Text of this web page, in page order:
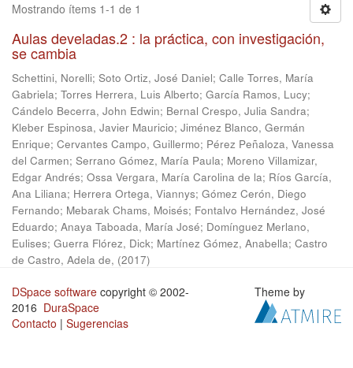
Mostrando ítems 1-1 de 1
Aulas develadas.2 : la práctica, con investigación,
se cambia
Schettini, Norelli; Soto Ortiz, José Daniel; Calle Torres, María
Gabriela; Torres Herrera, Luis Alberto; García Ramos, Lucy;
Cándelo Becerra, John Edwin; Bernal Crespo, Julia Sandra;
Kleber Espinosa, Javier Mauricio; Jiménez Blanco, Germán
Enrique; Cervantes Campo, Guillermo; Pérez Peñaloza, Vanessa
del Carmen; Serrano Gómez, María Paula; Moreno Villamizar,
Edgar Andrés; Ossa Vergara, María Carolina de la; Ríos García,
Ana Liliana; Herrera Ortega, Viannys; Gómez Cerón, Diego
Fernando; Mebarak Chams, Moisés; Fontalvo Hernández, José
Eduardo; Anaya Taboada, María José; Domínguez Merlano,
Eulises; Guerra Flórez, Dick; Martínez Gómez, Anabella; Castro
de Castro, Adela de, (2017)
DSpace software copyright © 2002-
2016 DuraSpace
Contacto | Sugerencias
Theme by